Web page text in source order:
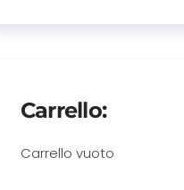
Carrello:
Carrello vuoto